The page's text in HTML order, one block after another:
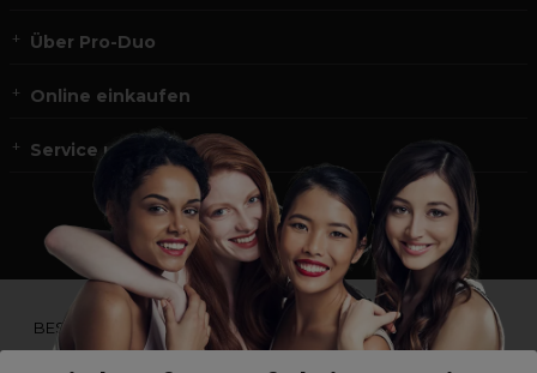
Über Pro-Duo
Online einkaufen
Service und Kontakt
*Du bist kein Profikunde?
BESUCHE
UNSERE WEBSEITE FÜR ENDVERBRAUCHER.*